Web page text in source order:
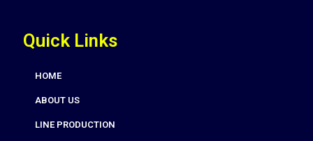
Quick Links
HOME
ABOUT US
LINE PRODUCTION